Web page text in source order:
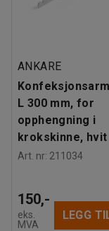
ANKARE
L 300 mm, for
opphengning i
krokskinne, hvit
Art. nr: 211034
150,-
eks.
MVA
LEGG